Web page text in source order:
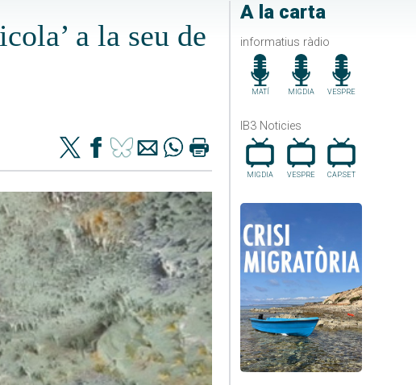
A la carta
informatius ràdio
MATÍ MIGDIA VESPRE
IB3 Noticies
MIGDIA VESPRE CAP.SET
a la seu de